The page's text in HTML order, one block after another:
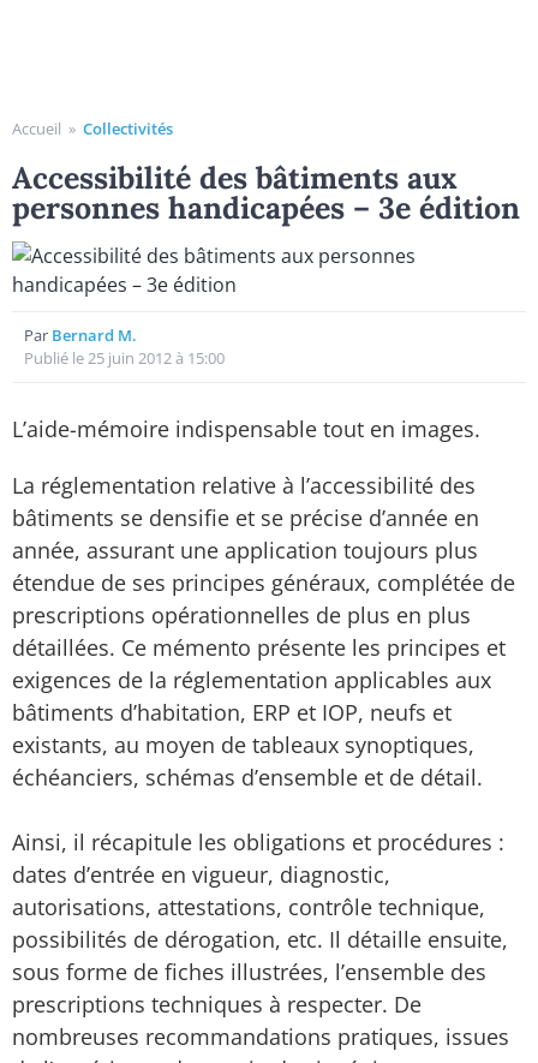
Accueil » Collectivités
Accessibilité des bâtiments aux
personnes handicapées – 3e édition
Par Bernard M.
Publié le 25 juin 2012 à 15:00
L’aide-mémoire indispensable tout en images.
La réglementation relative à l’accessibilité des
bâtiments se densifie et se précise d’année en
année, assurant une application toujours plus
étendue de ses principes généraux, complétée de
prescriptions opérationnelles de plus en plus
détaillées. Ce mémento présente les principes et
exigences de la réglementation applicables aux
bâtiments d’habitation, ERP et IOP, neufs et
existants, au moyen de tableaux synoptiques,
échéanciers, schémas d’ensemble et de détail.
Ainsi, il récapitule les obligations et procédures :
dates d’entrée en vigueur, diagnostic,
autorisations, attestations, contrôle technique,
possibilités de dérogation, etc. Il détaille ensuite,
sous forme de fiches illustrées, l’ensemble des
prescriptions techniques à respecter. De
nombreuses recommandations pratiques, issues